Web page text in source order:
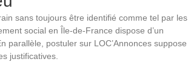
sans toujours être identifié comme tel par les
social en Île-de-France dispose d’un
parallèle, postuler sur LOC’Annonces suppose
justificatives.